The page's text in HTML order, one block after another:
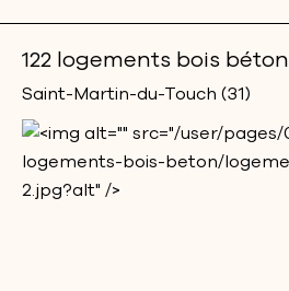
122 logements bois béton
Saint-Martin-du-Touch (31)